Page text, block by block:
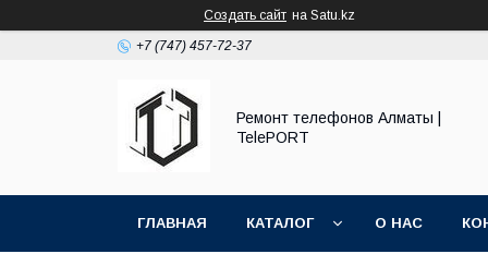
Создать сайт на Satu.kz
+7 (747) 457-72-37
Ремонт телефонов Алматы |
TelePORT
ГЛАВНАЯ КАТАЛОГ О НАС